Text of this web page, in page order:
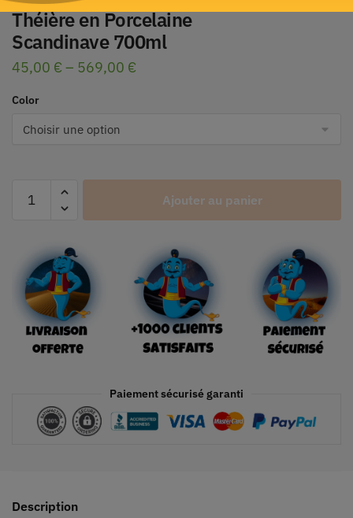
Théière en Porcelaine
Scandinave 700ml
45,00 € – 569,00 €
Color
Ajouter au panier
Paiement sécurisé garanti
Description